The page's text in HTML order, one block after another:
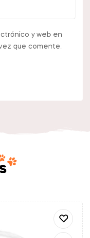
y web en
que comente.